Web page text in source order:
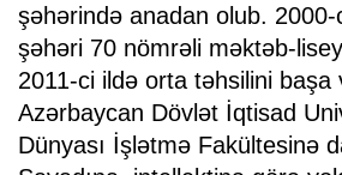
şəhərində anadan olub. 2000-
şəhəri 70 nömrəli məktəb-
2011-ci ildə orta təhsilini başa
Azərbaycan Dövlət İqtisad
Dünyası İşlətmə Fakültesinə